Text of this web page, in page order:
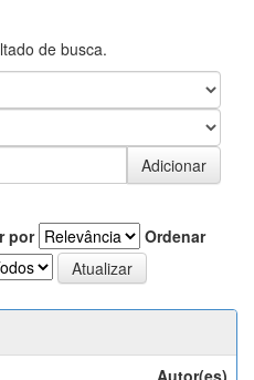
de busca.
por
Ordenar
Autor(es)